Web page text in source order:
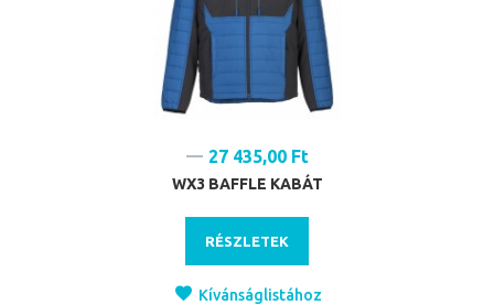
27 435,00 Ft
WX3 BAFFLE KABÁT
RÉSZLETEK
Kívánságlistához